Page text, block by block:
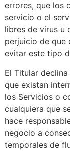
errores, que los
servicio o el
libres de virus u
perjuicio de que
evitar este tipo
El Titular
que existan
los Servicios o
cualquiera que
hace
negocio a
temporales de